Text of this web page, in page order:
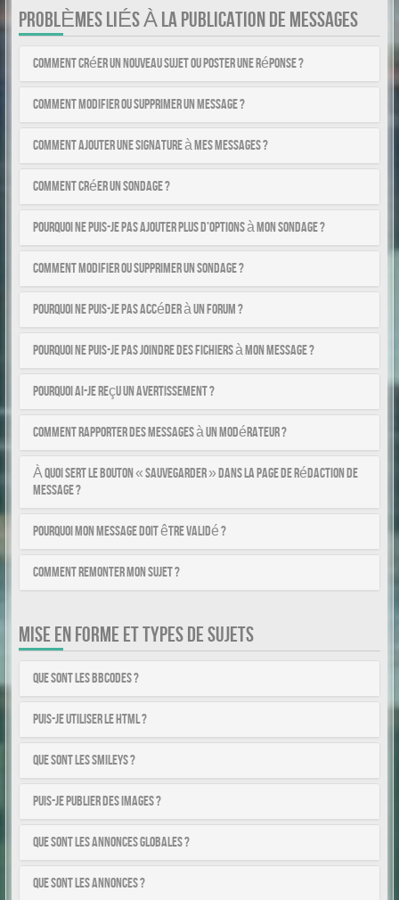
PROBLÈMES LIÉS À LA PUBLICATION DE MESSAGES
Comment créer un nouveau sujet ou poster une réponse ?
Comment modifier ou supprimer un message ?
Comment ajouter une signature à mes messages ?
Comment créer un sondage ?
Pourquoi ne puis-je pas ajouter plus d’options à mon sondage ?
Comment modifier ou supprimer un sondage ?
Pourquoi ne puis-je pas accéder à un forum ?
Pourquoi ne puis-je pas joindre des fichiers à mon message ?
Pourquoi ai-je reçu un avertissement ?
Comment rapporter des messages à un modérateur ?
À quoi sert le bouton « Sauvegarder » dans la page de rédaction de
message ?
Pourquoi mon message doit être validé ?
Comment remonter mon sujet ?
MISE EN FORME ET TYPES DE SUJETS
Que sont les BBCodes ?
Puis-je utiliser le HTML ?
Que sont les smileys ?
Puis-je publier des images ?
Que sont les annonces globales ?
Que sont les annonces ?